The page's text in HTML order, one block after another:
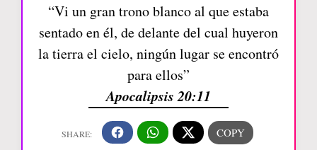
“Vi un gran trono blanco al que estaba
sentado en él, de delante del cual huyeron
la tierra el cielo, ningún lugar se encontró
para ellos”
Apocalipsis 20:11